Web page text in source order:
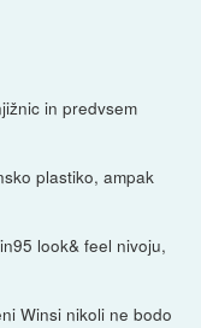
in predvsem
plastiko, ampak
look& feel nivoju,
Winsi nikoli ne bodo